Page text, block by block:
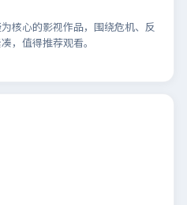
核心的影视作品，围绕危机、反
，值得推荐观看。